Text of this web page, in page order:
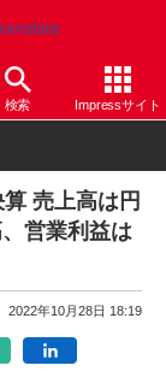
検索 Impressサイト
売上高は円
営業利益は
2022年10月28日 18:19